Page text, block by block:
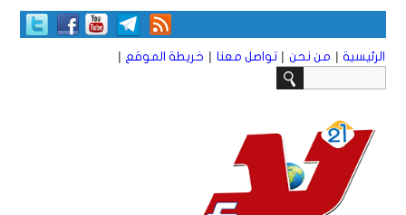
الرئيسية | من نحن | تواصل معنا | خريطة الموقع |